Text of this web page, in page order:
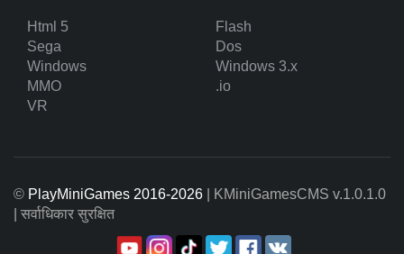
Html 5
Flash
Sega
Dos
Windows
Windows 3.x
MMO
.io
VR
© PlayMiniGames 2016-2026 | KMiniGamesCMS v.1.0.1.0
| सर्वाधिकार सुरक्षित